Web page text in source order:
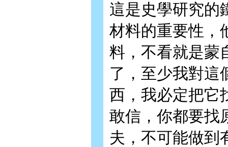
這是史學研究的
材料的重要性，
料，不看就是蒙
了，至少我對這
西，我必定把它
敢信，你都要找
夫，不可能做到